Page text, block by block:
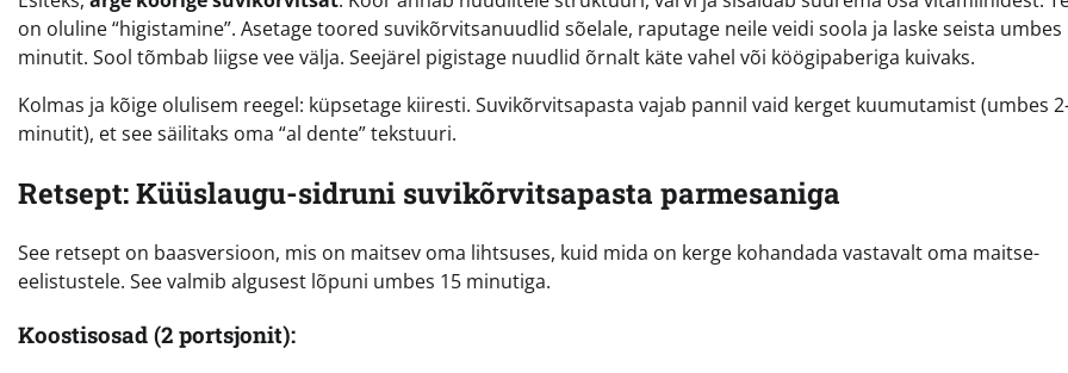
on oluline “higistamine”. Asetage toored suvikõrvitsanuudlid sõelale, raputage neile veidi soola ja laske seista umbes
minutit. Sool tõmbab liigse vee välja. Seejärel pigistage nuudlid õrnalt käte vahel või köögipaberiga kuivaks.
Kolmas ja kõige olulisem reegel: küpsetage kiiresti. Suvikõrvitsapasta vajab pannil vaid kerget kuumutamist (umbes
minutit), et see säilitaks oma “al dente” tekstuuri.
Retsept: Küüslaugu-sidruni suvikõrvitsapasta parmesaniga
See retsept on baasversioon, mis on maitsev oma lihtsuses, kuid mida on kerge kohandada vastavalt oma maitse-
eelistustele. See valmib algusest lõpuni umbes 15 minutiga.
Koostisosad (2 portsjonit):